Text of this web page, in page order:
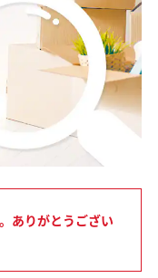
ありがとうござい